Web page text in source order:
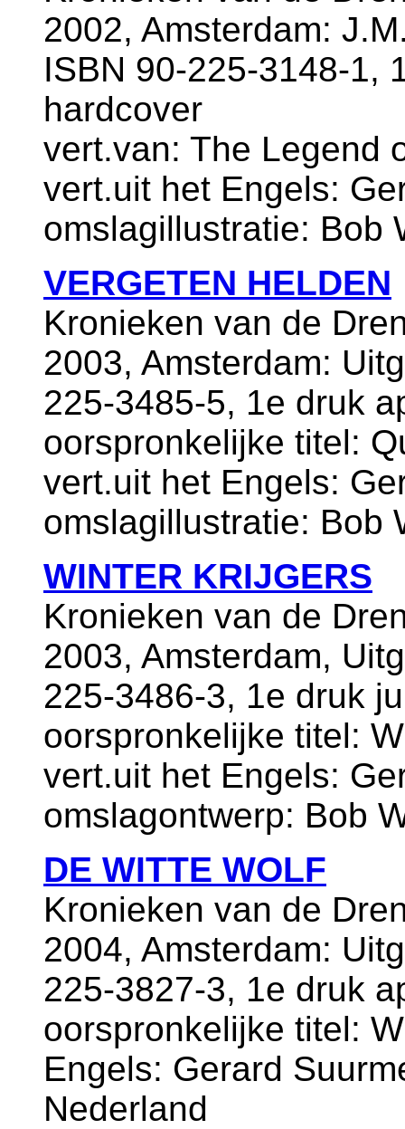
2002, Amsterdam:
ISBN 90-225-3148-1,
hardcover
vert.van: The Legend
vert.uit het Engels:
omslagillustratie: Bob
VERGETEN HELDEN
Kronieken van de
2003, Amsterdam:
225-3485-5, 1e druk
oorspronkelijke titel:
vert.uit het Engels:
omslagillustratie: Bob
WINTER KRIJGERS
Kronieken van de
2003, Amsterdam,
225-3486-3, 1e druk
oorspronkelijke titel:
vert.uit het Engels:
omslagontwerp: Bob
DE WITTE WOLF
Kronieken van de
2004, Amsterdam:
225-3827-3, 1e druk
oorspronkelijke titel:
Engels: Gerard
Nederland